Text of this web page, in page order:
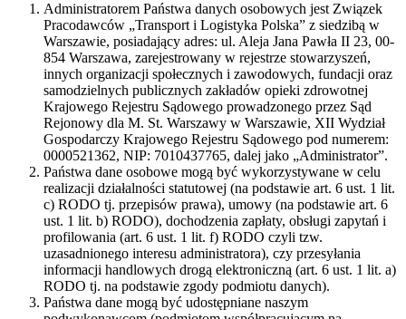
Administratorem Państwa danych osobowych jest Związek
Pracodawców „Transport i Logistyka Polska” z siedzibą w
Warszawie, posiadający adres: ul. Aleja Jana Pawła II 23, 00-
854 Warszawa, zarejestrowany w rejestrze stowarzyszeń,
innych organizacji społecznych i zawodowych, fundacji oraz
samodzielnych publicznych zakładów opieki zdrowotnej
Krajowego Rejestru Sądowego prowadzonego przez Sąd
Rejonowy dla M. St. Warszawy w Warszawie, XII Wydział
Gospodarczy Krajowego Rejestru Sądowego pod numerem:
0000521362, NIP: 7010437765, dalej jako „Administrator”.
Państwa dane osobowe mogą być wykorzystywane w celu
realizacji działalności statutowej (na podstawie art. 6 ust. 1 lit.
c) RODO tj. przepisów prawa), umowy (na podstawie art. 6
ust. 1 lit. b) RODO), dochodzenia zapłaty, obsługi zapytań i
profilowania (art. 6 ust. 1 lit. f) RODO czyli tzw.
uzasadnionego interesu administratora), czy przesyłania
informacji handlowych drogą elektroniczną (art. 6 ust. 1 lit. a)
RODO tj. na podstawie zgody podmiotu danych).
Państwa dane mogą być udostępniane naszym